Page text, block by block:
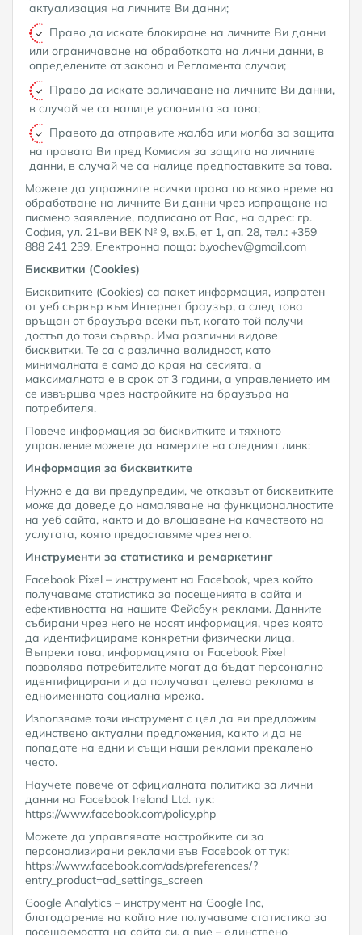
актуализация на личните Ви данни;
Право да искате блокиране на личните Ви данни
или ограничаване на обработката на лични данни, в
определените от закона и Регламента случаи;
Право да искате заличаване на личните Ви данни,
в случай че са налице условията за това;
Правото да отправите жалба или молба за защита
на правата Ви пред Комисия за защита на личните
данни, в случай че са налице предпоставките за това.
Можете да упражните всички права по всяко време на
обработване на личните Ви данни чрез изпращане на
писмено заявление, подписано от Вас, на адрес: гр.
София, ул. 21-ви ВЕК № 9, вх.Б, ет 1, ап. 28, тел.: +359
888 241 239, Електронна поща: b.yochev@gmail.com
Бисквитки (Cookies)
Бисквитките (Cookies) са пакет информация, изпратен
от уеб сървър към Интернет браузър, а след това
връщан от браузъра всеки път, когато той получи
достъп до този сървър. Има различни видове
бисквитки. Те са с различна валидност, като
минималната е само до края на сесията, а
максималната е в срок от 3 години, а управлението им
се извършва чрез настройките на браузъра на
потребителя.
Повече информация за бисквитките и тяхното
управление можете да намерите на следният линк:
Информация за бисквитките
Нужно е да ви предупредим, че отказът от бисквитките
може да доведе до намаляване на функционалностите
на уеб сайта, както и до влошаване на качеството на
услугата, която предоставяме чрез него.
Инструменти за статистика и ремаркетинг
Facebook Pixel – инструмент на Facebook, чрез който
получаваме статистика за посещенията в сайта и
ефективността на нашите Фейсбук реклами. Данните
събирани чрез него не носят информация, чрез която
да идентифицираме конкретни физически лица.
Въпреки това, информацията от Facebook Pixel
позволява потребителите могат да бъдат персонално
идентифицирани и да получават целева реклама в
едноименната социална мрежа.
Използваме този инструмент с цел да ви предложим
единствено актуални предложения, както и да не
попадате на едни и същи наши реклами прекалено
често.
Научете повече от официалната политика за лични
данни на Facebook Ireland Ltd. тук:
https://www.facebook.com/policy.php
Можете да управлявате настройките си за
персонализирани реклами във Facebook от тук:
https://www.facebook.com/ads/preferences/?
entry_product=ad_settings_screen
Google Analytics – инструмент на Google Inc,
благодарение на който ние получаваме статистика за
посещаемостта на сайта си, а вие – единствено